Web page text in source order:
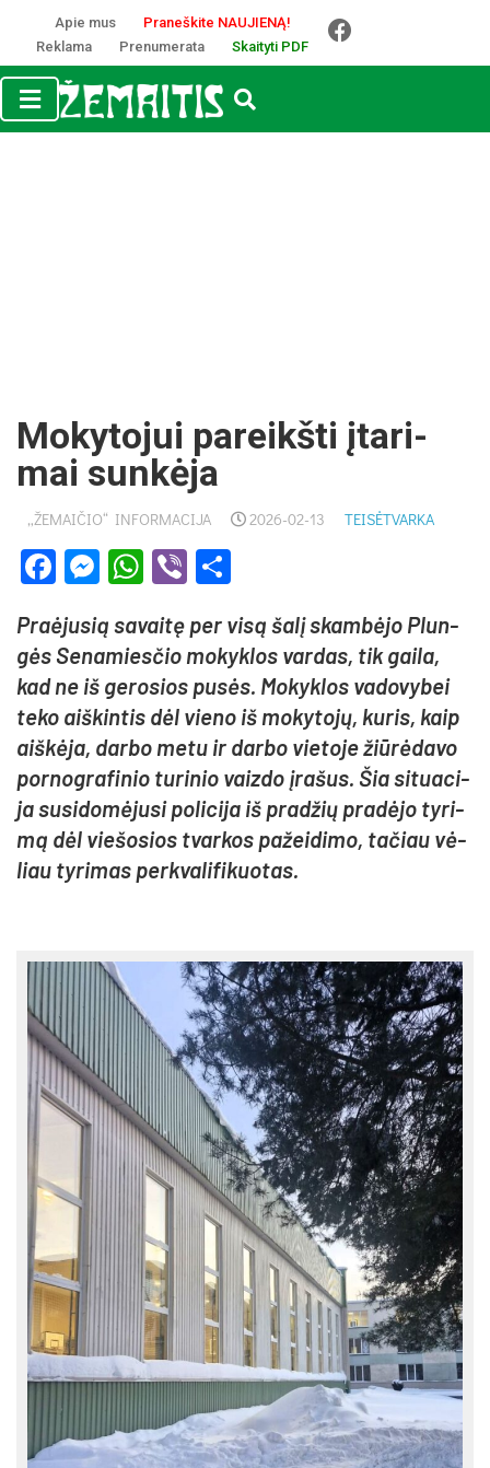
Apie mus
Praneškite NAUJIENĄ!
Reklama
Prenumerata Skaityti PDF
Mo­ky­to­jui pa­reikš­ti įta­ri­
mai sun­kė­ja
„ŽEMAIČIO“ INFORMACIJA 2026-02-13 TEISĖTVARKA
Facebook
Messenger
WhatsApp
Viber
Praė­ju­sią sa­vai­tę per vi­są ša­lį skam­bė­jo Plun­
gės Se­na­mies­čio mo­kyk­los var­das, tik gai­la,
kad ne iš ge­ro­sios pu­sės. Mo­kyk­los va­do­vy­bei
te­ko aiš­kin­tis dėl vie­no iš mo­ky­to­jų, ku­ris, kaip
aiš­kė­ja, dar­bo me­tu ir dar­bo vie­to­je žiū­rė­da­vo
po­rnog­ra­fi­nio tu­ri­nio vaiz­do įra­šus. Šia si­tua­ci­
ja su­si­do­mė­ju­si po­li­ci­ja iš pra­džių pra­dė­jo ty­ri­
mą dėl vie­šo­sios tvar­kos pa­žei­di­mo, ta­čiau vė­
liau ty­ri­mas per­kva­li­fi­kuo­tas.